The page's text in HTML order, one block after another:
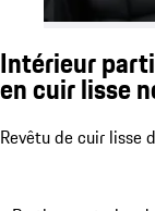
Intérieur
en cuir lisse
Revêtu de cuir lisse